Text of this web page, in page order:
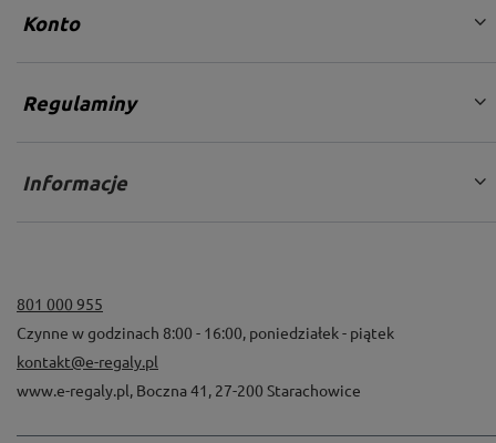
Dodatkowe otwory montażowe rozmieszczone są po
dwóch płaszczyznach kątownika równo na całej
długości nogi. Otwory umieszczone w tylnej części
Konto
Regulaminy
Informacje
801 000 955
Czynne w godzinach 8:00 - 16:00, poniedziałek - piątek
kontakt@e-regaly.pl
www.e-regaly.pl, Boczna 41 , 27-200 Starachowice